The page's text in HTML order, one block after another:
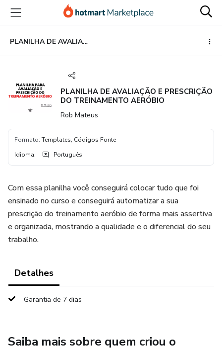
para
conteúdo
principal
para
pagamento
para
rodapé
PLANILHA DE AVALIAÇÃO E PRESCRIÇÃO DO TREINAMENTO AERÓBIO
PLANILHA DE AVALIAÇÃO E PRESCRIÇÃO
DO TREINAMENTO AERÓBIO
Rob Mateus
Formato: Templates, Códigos Fonte
Idioma: Português
Com essa planilha você conseguirá colocar tudo que foi
ensinado no curso e conseguirá automatizar a sua
prescrição do treinamento aeróbio de forma mais assertiva
e organizada, mostrando a qualidade e o diferencial do seu
trabalho.
Detalhes
Garantia de 7 dias
Saiba mais sobre quem criou o